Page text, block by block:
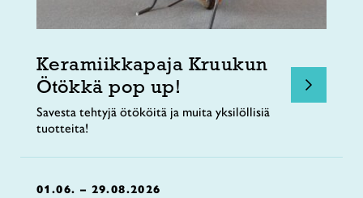
Keramiikkapaja Kruukun
Ötökkä pop up!
Savesta tehtyjä ötököitä ja muita yksilöllisiä
tuotteita!
01.06. – 29.08.2026